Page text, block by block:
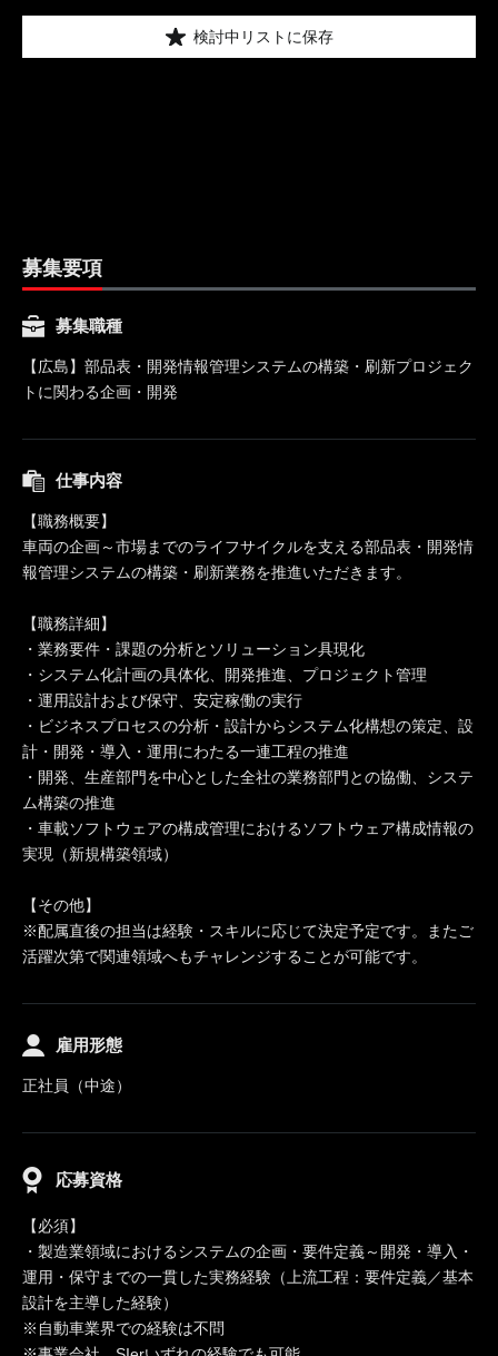
検討中リストに保存
募集要項
募集職種
【広島】部品表・開発情報管理システムの構築・刷新プロジェク
トに関わる企画・開発
仕事内容
【職務概要】
車両の企画～市場までのライフサイクルを支える部品表・開発情
報管理システムの構築・刷新業務を推進いただきます。
【職務詳細】
・業務要件・課題の分析とソリューション具現化
・システム化計画の具体化、開発推進、プロジェクト管理
・運用設計および保守、安定稼働の実行
・ビジネスプロセスの分析・設計からシステム化構想の策定、設
計・開発・導入・運用にわたる一連工程の推進
・開発、生産部門を中心とした全社の業務部門との協働、システ
ム構築の推進
・車載ソフトウェアの構成管理におけるソフトウェア構成情報の
実現（新規構築領域）
【その他】
※配属直後の担当は経験・スキルに応じて決定予定です。またご
活躍次第で関連領域へもチャレンジすることが可能です。
雇用形態
正社員（中途）
応募資格
【必須】
・製造業領域におけるシステムの企画・要件定義～開発・導入・
運用・保守までの一貫した実務経験（上流工程：要件定義／基本
設計を主導した経験）
※自動車業界での経験は不問